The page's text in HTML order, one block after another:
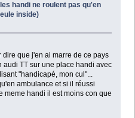
les handi ne roulent pas qu'en
inside)
que j'en ai marre de ce pays
audi TT sur une place handi avec
"handicapé, mon cul"...
ambulance et si il réussi
meme handi il est moins con que